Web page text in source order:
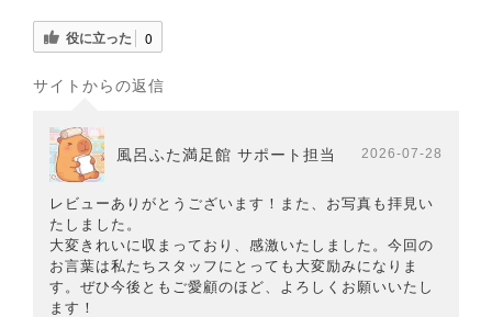
役に立った 0
サイトからの返信
風呂ふた満足館 サポート担当 2026-07-28
レビューありがとうございます！また、お写真も拝見い
たしました。
大変きれいに収まっており、感激いたしました。今回の
お言葉は私たちスタッフにとっても大変励みになりま
す。ぜひ今後ともご愛顧のほど、よろしくお願いいたし
ます！